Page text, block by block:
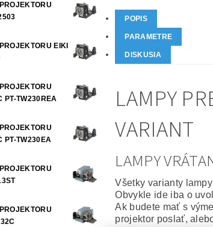
EIKI
PT-TW230REA
PT-TW230EA
POPIS
PARAMETRE
DISKUSIA
LAMPY
VARIANT
LAMPY
Všetky varianty
Obvykle ide iba o
Ak budete mať s
projektor poslať,